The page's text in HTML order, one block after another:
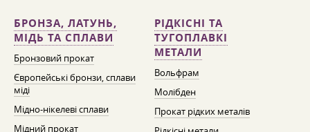
БРОНЗА, ЛАТУНЬ,
МІДЬ ТА СПЛАВИ
Бронзовий прокат
Європейські бронзи, сплави
міді
Мідно-нікелеві сплави
Мідний прокат
РІДКІСНІ ТА
ТУГОПЛАВКІ
МЕТАЛИ
Вольфрам
Молібден
Прокат рідких металів